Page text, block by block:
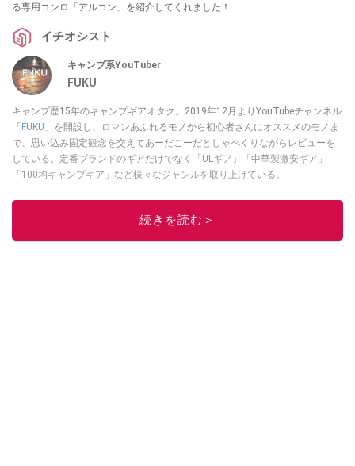
る専用コンロ「アルコン」を紹介してくれました！
イチオシスト
キャンプ系YouTuber
FUKU
キャンプ歴15年のキャンプギアオタク。2019年12月よりYouTubeチャンネル
「FUKU 」を開設し、ロマンあふれるモノから初心者さんにオススメのモノま
で、思い込み固定観念を交えてあーだこーだとしゃべくりながらレビューを
している。定番ブランドのギアだけでなく「ULギア」「中華製激安ギア」
「100均キャンプギア」など様々なジャンルを取り上げている。
このイチオシストの他の記事を読む
続きを読む＞